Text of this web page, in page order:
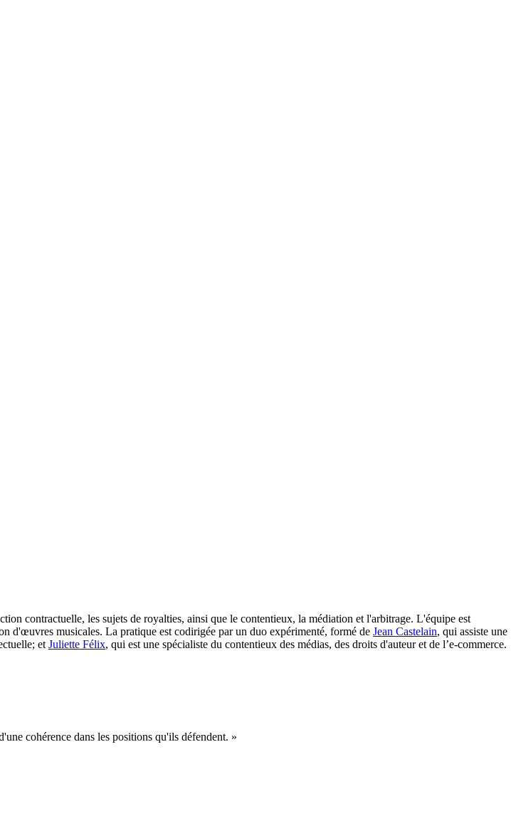
contractuelle, les sujets de royalties, ainsi que le contentieux, la médiation et l'arbitrage. L'équipe est
d'œuvres musicales. La pratique est codirigée par un duo expérimenté, formé de Jean Castelain, qui assiste une
et Juliette Félix, qui est une spécialiste du contentieux des médias, des droits d'auteur et de l’e-commerce.
cohérence dans les positions qu'ils défendent. »